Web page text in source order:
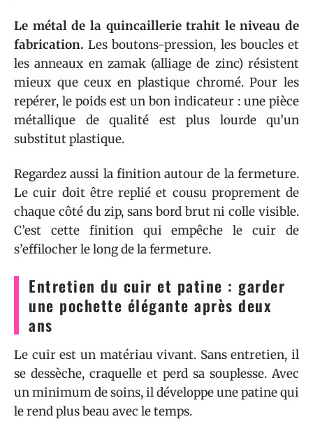
Le métal de la quincaillerie trahit le niveau de
fabrication. Les boutons-pression, les boucles et
les anneaux en zamak (alliage de zinc) résistent
mieux que ceux en plastique chromé. Pour les
repérer, le poids est un bon indicateur : une pièce
métallique de qualité est plus lourde qu’un
substitut plastique.
Regardez aussi la finition autour de la fermeture.
Le cuir doit être replié et cousu proprement de
chaque côté du zip, sans bord brut ni colle visible.
C’est cette finition qui empêche le cuir de
s’effilocher le long de la fermeture.
Entretien du cuir et patine : garder
une pochette élégante après deux
ans
Le cuir est un matériau vivant. Sans entretien, il
se dessèche, craquelle et perd sa souplesse. Avec
un minimum de soins, il développe une patine qui
le rend plus beau avec le temps.